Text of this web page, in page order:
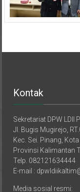
Jl. Bugis Mugirejo,
Kec. Sei. Pinang,
Provinsi Kalimantan
Telp. 082121634444
E-mail :
Website Internal: